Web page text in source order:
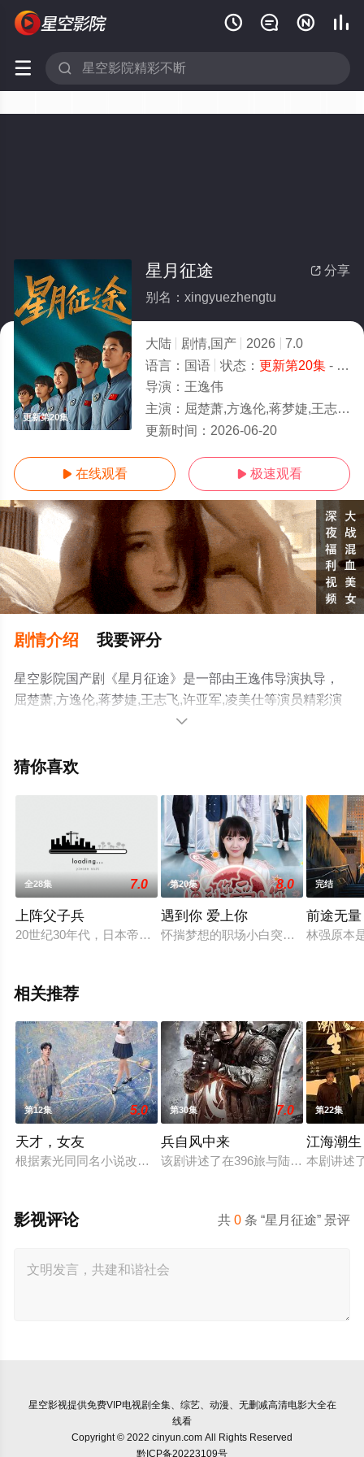
   
 
更新第20集
 分享
星月征途
别名：xingyuezhengtu
大陆 剧情,国产 2026
7.0
语言： 国语 状态： 更新第20集- 免费在线观看
导演： 王逸伟
主演： 屈楚萧,方逸伦,蒋梦婕,王志飞,许亚军,凌美仕
更新时间： 2026-06-20
 在线观看  极速观看
剧情介绍 我要评分
星空影院国产剧《星月征途》是一部由王逸伟导演执导，
屈楚萧,方逸伦,蒋梦婕,王志飞,许亚军,凌美仕等演员精彩演
绎的大陆电视剧，手机免费观看高清未删减完整版电视剧
电视猫或剧情网等平台了解。

猜你喜欢
全28集 7.0
上阵父子兵
20世纪30年代，日本帝国主义的铁蹄践踏中原。远在东北柴河
第20集 8.0
遇到你 爱上你
怀揣梦想的职场小白突遭不幸，意外
完结
前途无量
林强原本
相关推荐
第12集 5.0
天才，女友
根据素光同同名小说改编。江逾白长大以后，林知夏忽然对他
第30集 7.0
兵自风中来
该剧讲述了在396旅与陆军步兵学院
第22集
江海潮生
本剧讲述
共0 条 “星月征途” 景评
影视评论
星空影视提供免费VIP电视剧全集、综艺、动漫、无删减高清电影大全在
线看
Copyright © 2022 cinyun.com All Rights Reserved
黔ICP备20223109号